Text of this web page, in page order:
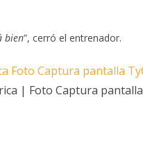
bien”, cerró el entrenador.
| Foto Captura pantalla